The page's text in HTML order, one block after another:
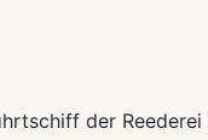
der Reederei